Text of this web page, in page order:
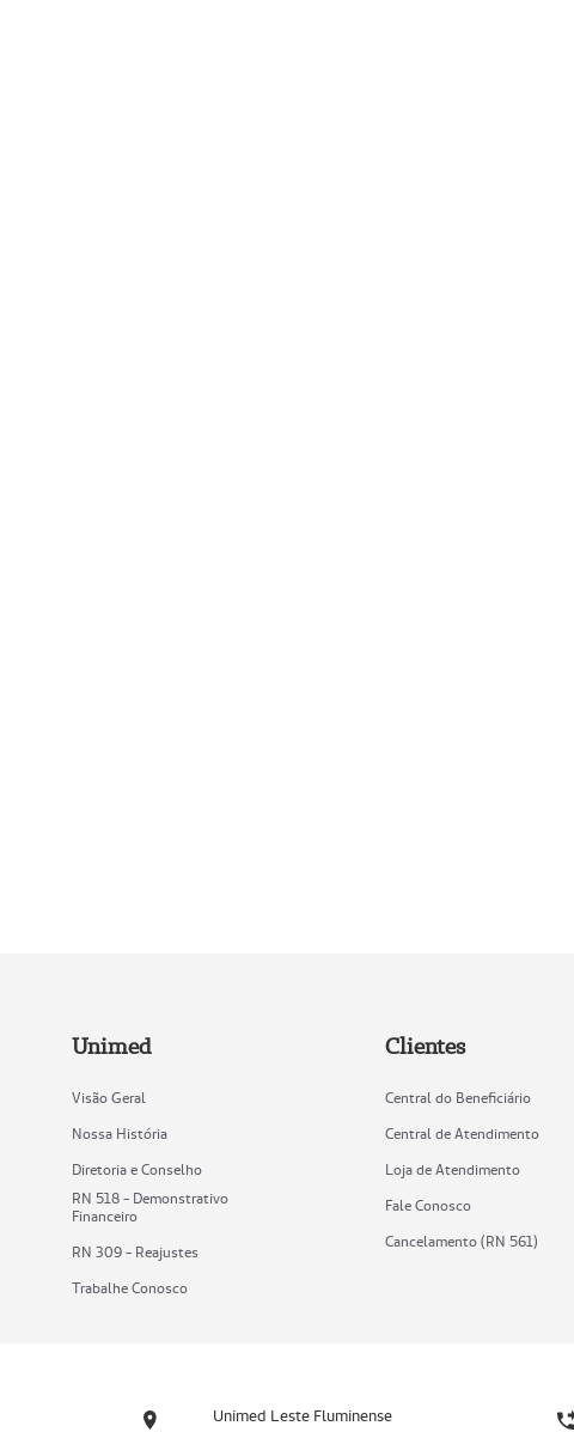
Unimed
Visão Geral
Nossa História
Diretoria e Conselho
RN 518 - Demonstrativo
Financeiro
RN 309 - Reajustes
Trabalhe Conosco
Clientes
Central do Beneficiário
Central de Atendimento
Loja de Atendimento
Fale Conosco
Cancelamento (RN 561)
Unimed Leste Fluminense